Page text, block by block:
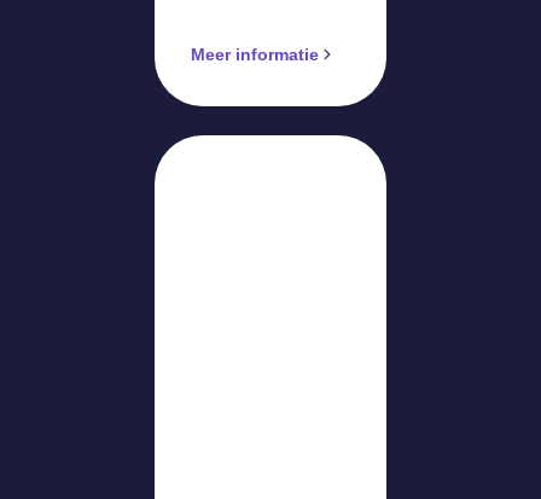
Meer informatie